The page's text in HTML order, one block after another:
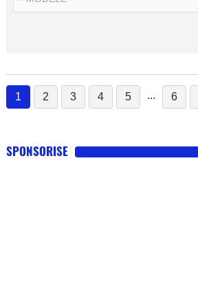
1
(current)
2 3 4 5 ... 6
SPONSORISE